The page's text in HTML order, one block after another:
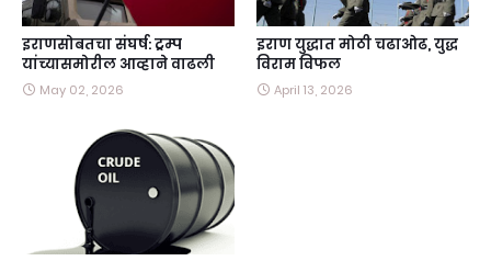
इराणसोबतचा संघर्ष: ट्रम्प
यांच्यासमोरील आव्हाने वाढली
May 02, 2026
इराण युद्धात मोठी चढाओढ, युद्ध
विराम विफल
April 13, 2026